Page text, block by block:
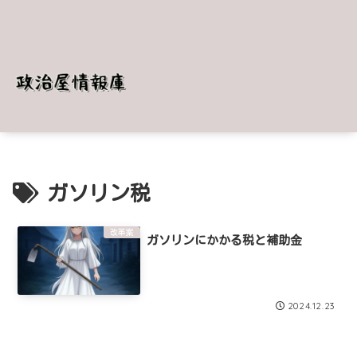
ガソリン税
改革案
ガソリンにかかる税と補助金
2024.12.23